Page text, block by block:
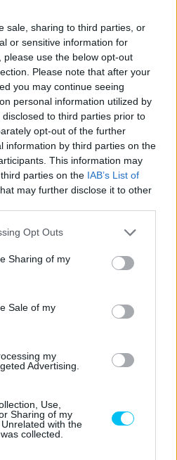
sale, sharing to third parties, or
or sensitive information for
use the below opt-out
Please note that after your
you may continue seeing
personal information utilized by
to third parties prior to
opt-out of the further
information by third parties on the
This information may
parties on the IAB’s List of
may further disclose it to other
app uses one or more Google
behaviour. You may click to
and its third-party tags to
purposes in below Google
Opt Outs
Sharing of my
Sale of my
my
Advertising.
Use,
Sharing of my
with the
collected.
műtétet kell végrehajtani
három fordulót ismét
zárásra tért vissza. Hogy
vagy úgy gondolja, nem
ülne fel a Yamahára, hogy a
talán csak ő tudja. Azt viszont
jövőre a másik japán
motorblokkal rendelkezik.
háromszög, hiszen a francia
LCR-hez. Az ő váltása a
hiszen a mezőny
de
ő azzal magyarázta a lépését,
lehet, hogy a Ducatinál amúgy is
két évre.